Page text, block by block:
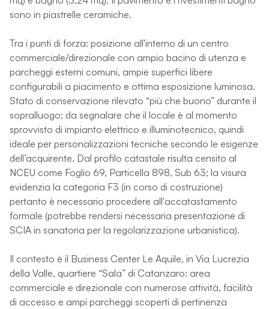
sono in piastrelle ceramiche.
Tra i punti di forza: posizione all'interno di un centro
commerciale/direzionale con ampio bacino di utenza e
parcheggi esterni comuni, ampie superfici libere
configurabili a piacimento e ottima esposizione luminosa.
Stato di conservazione rilevato “più che buono” durante il
sopralluogo; da segnalare che il locale è al momento
sprovvisto di impianto elettrico e illuminotecnico, quindi
ideale per personalizzazioni tecniche secondo le esigenze
dell’acquirente. Dal profilo catastale risulta censito al
NCEU come Foglio 69, Particella 898, Sub 63; la visura
evidenzia la categoria F3 (in corso di costruzione)
pertanto è necessario procedere all'accatastamento
formale (potrebbe rendersi necessaria presentazione di
SCIA in sanatoria per la regolarizzazione urbanistica).
Il contesto è il Business Center Le Aquile, in Via Lucrezia
della Valle, quartiere “Sala” di Catanzaro: area
commerciale e direzionale con numerose attività, facilità
di accesso e ampi parcheggi scoperti di pertinenza